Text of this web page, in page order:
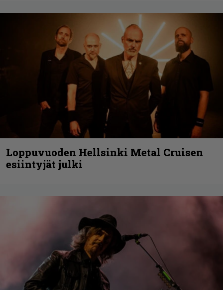
Loppuvuoden Hellsinki Metal Cruisen
esiintyjät julki